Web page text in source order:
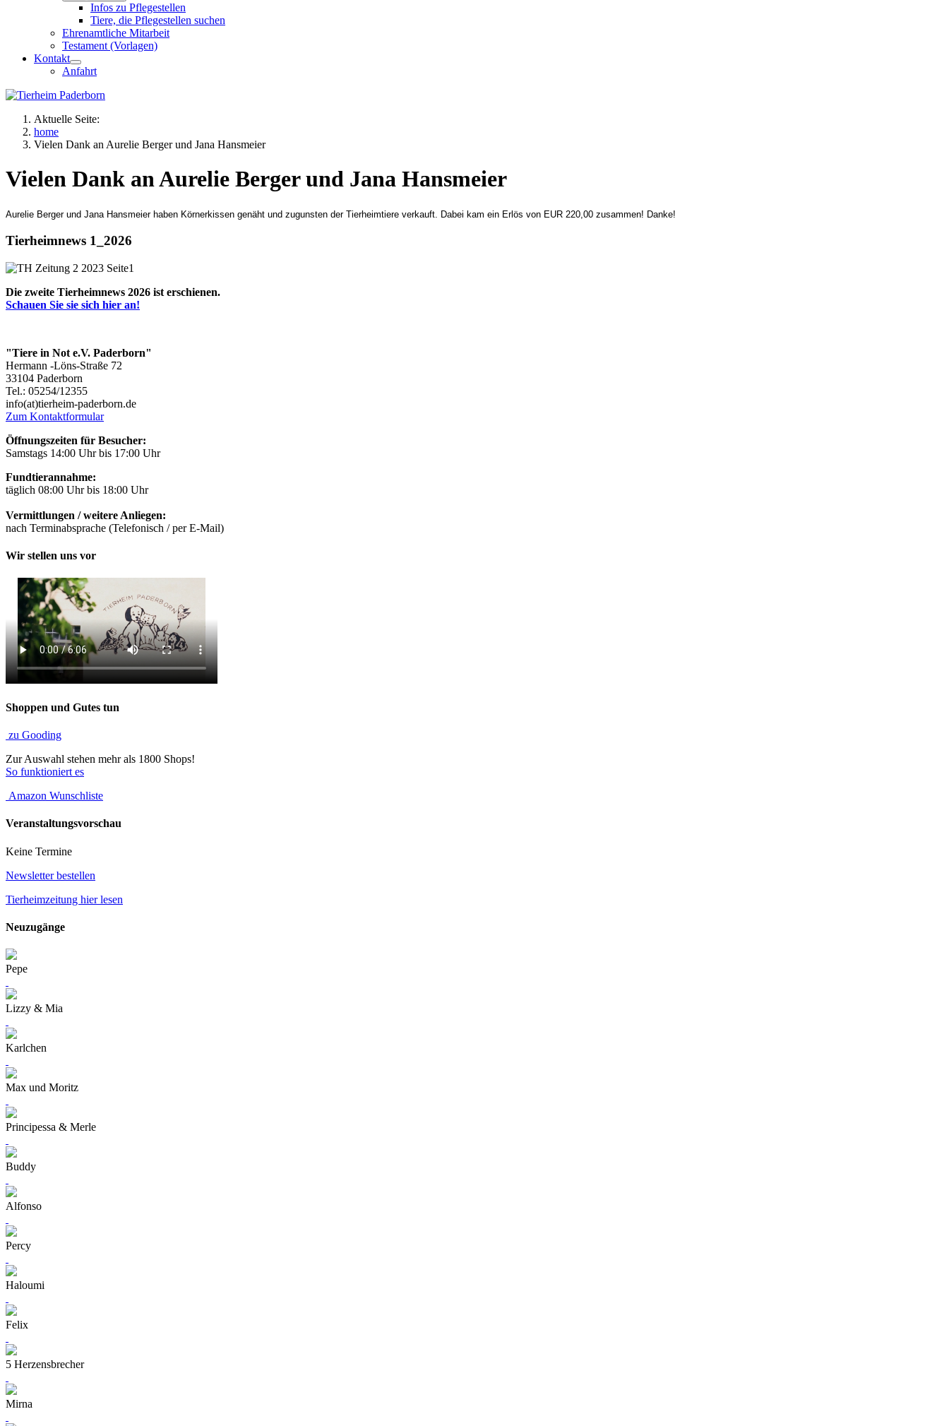
Infos zu Pflegestellen
Tiere, die Pflegestellen suchen
Ehrenamtliche Mitarbeit
Testament (Vorlagen)
Kontakt
Anfahrt
Aktuelle Seite:
home
Vielen Dank an Aurelie Berger und Jana Hansmeier
Vielen Dank an Aurelie Berger und Jana Hansmeier
Aurelie Berger und Jana Hansmeier haben Körnerkissen genäht und zugunsten der Tierheimtiere verkauft. Dabei kam ein Erlös von EUR 220,00 zusammen! Danke!
Tierheimnews 1_2026
Die zweite Tierheimnews 2026 ist erschienen.
Schauen Sie sie sich hier an!
"Tiere in Not e.V. Paderborn"
Hermann -Löns-Straße 72
33104 Paderborn
Tel.: 05254/12355
info(at)tierheim-paderborn.de
Zum Kontaktformular
Öffnungszeiten für Besucher:
Samstags 14:00 Uhr bis 17:00 Uhr
Fundtierannahme:
täglich 08:00 Uhr bis 18:00 Uhr
Vermittlungen / weitere Anliegen:
nach Terminabsprache (Telefonisch / per E-Mail)
Wir stellen uns vor
Shoppen und Gutes tun
zu Gooding
Zur Auswahl stehen mehr als 1800 Shops!
So funktioniert es
Amazon Wunschliste
Veranstaltungsvorschau
Keine Termine
Newsletter bestellen
Tierheimzeitung hier lesen
Neuzugänge
Pepe
Lizzy & Mia
Karlchen
Max und Moritz
Principessa & Merle
Buddy
Alfonso
Percy
Haloumi
Felix
5 Herzensbrecher
Mirna